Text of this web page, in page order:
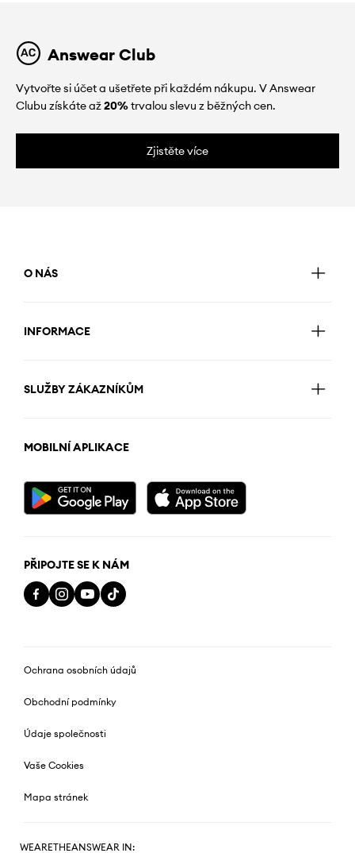
Answear Club
Vytvořte si účet a ušetřete při každém nákupu. V Answear
Clubu získáte až20%trvalou slevu z běžných cen.
Zjistěte více
O NÁS
INFORMACE
SLUŽBY ZÁKAZNÍKŮM
MOBILNÍ APLIKACE
PŘIPOJTE SE K NÁM
Ochrana osobních údajů
Obchodní podmínky
Údaje společnosti
Vaše Cookies
Mapa stránek
WEARETHEANSWEAR IN: